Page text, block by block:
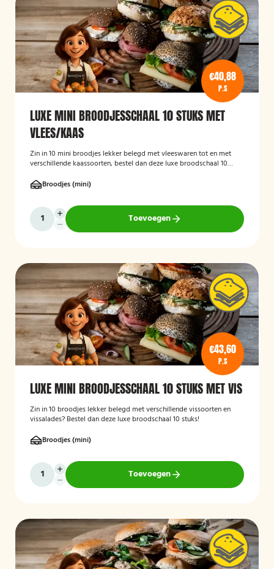
€40,88
P.S
LUXE MINI BROODJESSCHAAL 10 STUKS MET
VLEES/KAAS
Zin in 10 mini broodjes lekker belegd met vleeswaren tot en met
verschillende kaassoorten, bestel dan deze luxe broodschaal 10
Broodjes (mini)
Toevoegen
€43,60
P.S
LUXE MINI BROODJESSCHAAL 10 STUKS MET VIS
Zin in 10 broodjes lekker belegd met verschillende vissoorten en
vissalades? Bestel dan deze luxe broodschaal 10 stuks!
Broodjes (mini)
Toevoegen